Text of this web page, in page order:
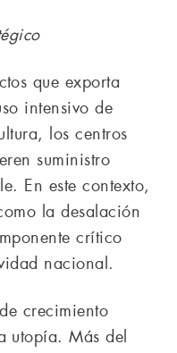
que exporta
intensivo de
los centros
suministro
En este contexto,
la desalación
crítico
nacional.
crecimiento
utopía. Más del